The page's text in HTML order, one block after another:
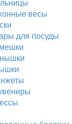
весы
для посуды